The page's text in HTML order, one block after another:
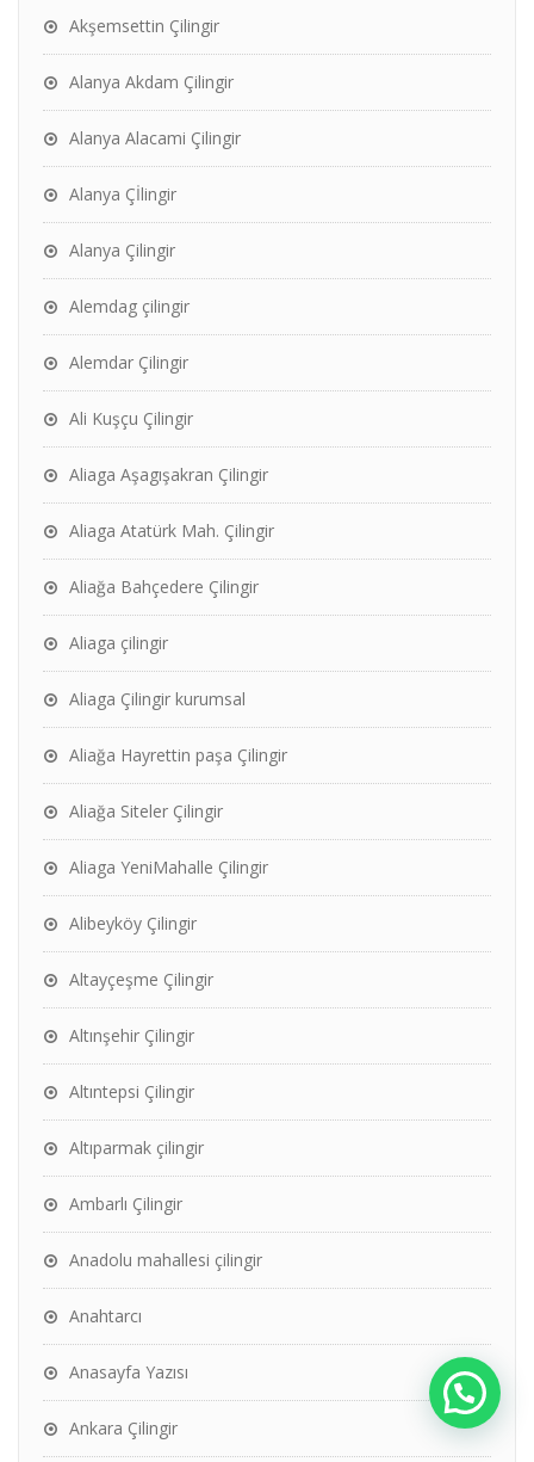
Akşemsettin Çilingir
Alanya Akdam Çilingir
Alanya Alacami Çilingir
Alanya Çİlingir
Alanya Çilingir
Alemdag çilingir
Alemdar Çilingir
Ali Kuşçu Çilingir
Aliaga Aşagışakran Çilingir
Aliaga Atatürk Mah. Çilingir
Aliağa Bahçedere Çilingir
Aliaga çilingir
Aliaga Çilingir kurumsal
Aliağa Hayrettin paşa Çilingir
Aliağa Siteler Çilingir
Aliaga YeniMahalle Çilingir
Alibeyköy Çilingir
Altayçeşme Çilingir
Altınşehir Çilingir
Altıntepsi Çilingir
Altıparmak çilingir
Ambarlı Çilingir
Anadolu mahallesi çilingir
Anahtarcı
Anasayfa Yazısı
Ankara Çilingir